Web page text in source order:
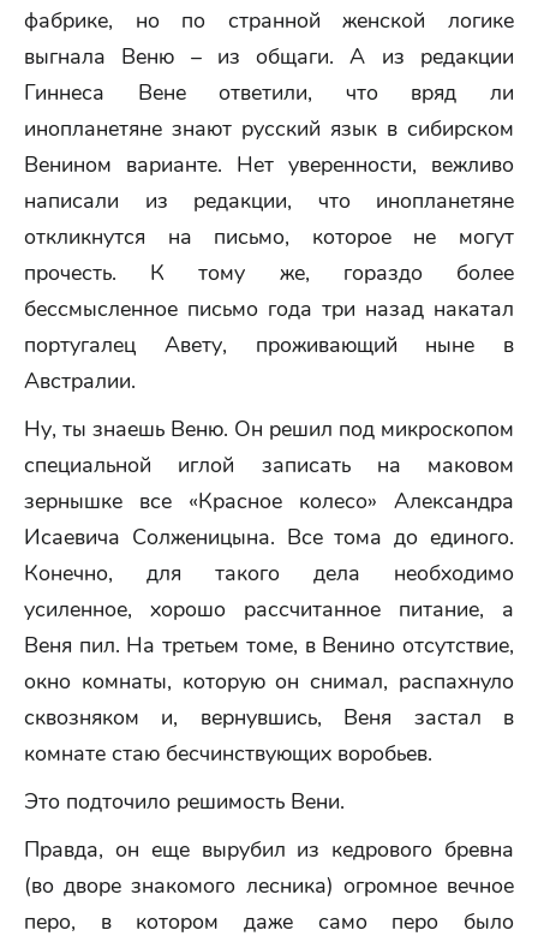
фабрике, но по странной женской логике
выгнала Веню – из общаги. А из редакции
Гиннеса Вене ответили, что вряд ли
инопланетяне знают русский язык в сибирском
Венином варианте. Нет уверенности, вежливо
написали из редакции, что инопланетяне
откликнутся на письмо, которое не могут
прочесть. К тому же, гораздо более
бессмысленное письмо года три назад накатал
португалец Авету, проживающий ныне в
Австралии.
Ну, ты знаешь Веню. Он решил под микроскопом
специальной иглой записать на маковом
зернышке все «Красное колесо» Александра
Исаевича Солженицына. Все тома до единого.
Конечно, для такого дела необходимо
усиленное, хорошо рассчитанное питание, а
Веня пил. На третьем томе, в Венино отсутствие,
окно комнаты, которую он снимал, распахнуло
сквозняком и, вернувшись, Веня застал в
комнате стаю бесчинствующих воробьев.
Это подточило решимость Вени.
Правда, он еще вырубил из кедрового бревна
(во дворе знакомого лесника) огромное вечное
перо, в котором даже само перо было